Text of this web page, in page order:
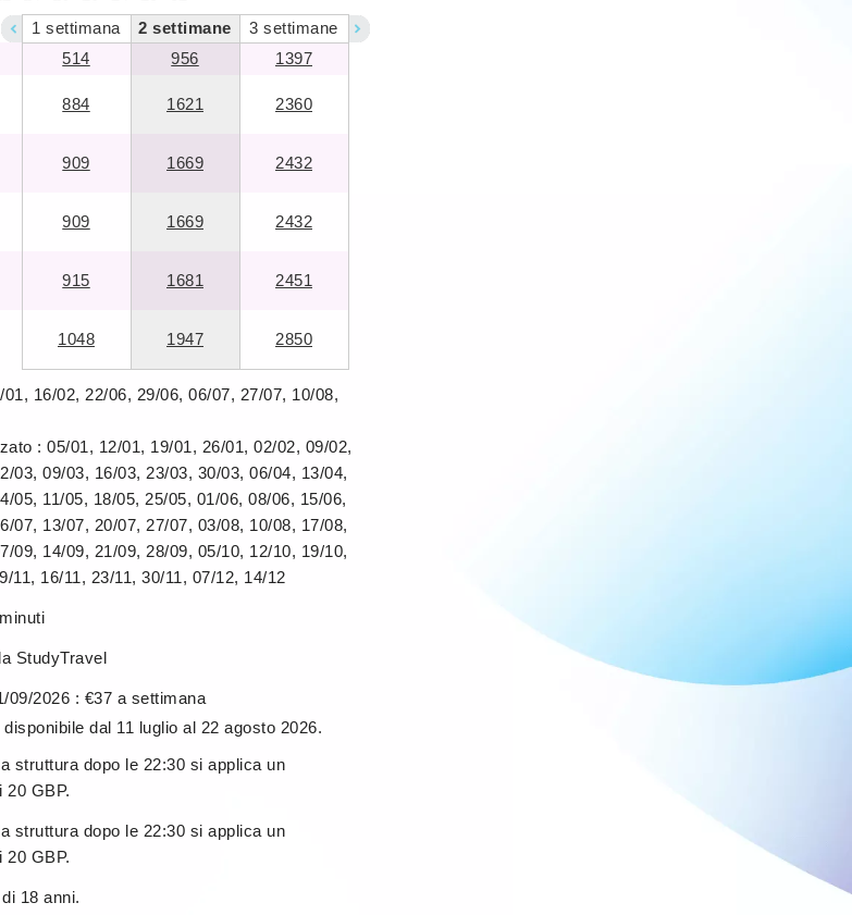
1 settimana 2 settimane 3 settimane
514 956
1397
884 1621 2360
909 1669 2432
909 1669 2432
915 1681 2451
1048 1947 2850
16/02, 22/06, 29/06, 06/07, 27/07, 10/08,
: 05/01, 12/01, 19/01, 26/01, 02/02, 09/02,
03, 09/03, 16/03, 23/03, 30/03, 06/04, 13/04,
05, 11/05, 18/05, 25/05, 01/06, 08/06, 15/06,
07, 13/07, 20/07, 27/07, 03/08, 10/08, 17/08,
09, 14/09, 21/09, 28/09, 05/10, 12/10, 19/10,
11, 16/11, 23/11, 30/11, 07/12, 14/12
StudyTravel
09/2026 : €37 a settimana
dal 11 luglio al 22 agosto 2026.
struttura dopo le 22:30 si applica un
20 GBP.
struttura dopo le 22:30 si applica un
20 GBP.
18 anni.